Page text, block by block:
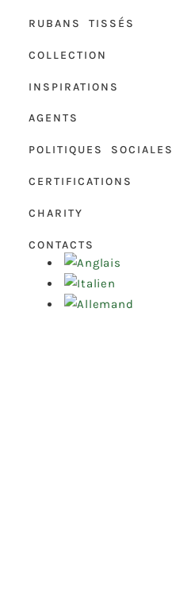
RUBANS TISSÉS
COLLECTION
INSPIRATIONS
AGENTS
POLITIQUES SOCIALES
CERTIFICATIONS
CHARITY
CONTACTS